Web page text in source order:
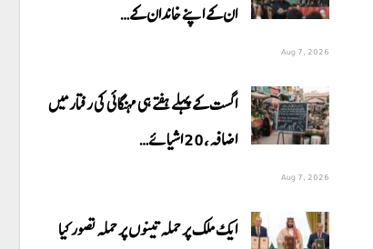
ان کے اپنے خاندان کے…
Aug 7, 2026
اگست کے پہلے ہفتے ہی مہنگائی کی رفتار میں
اضافہ، 20 اشیائے…
Aug 7, 2026
ایک ملک پر حملہ تینوں پر حملہ تصور کیا